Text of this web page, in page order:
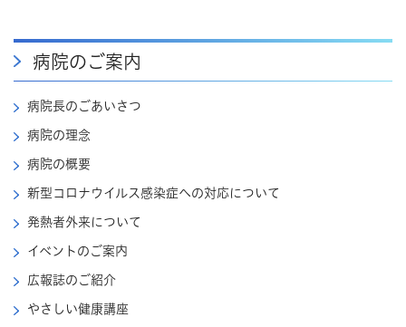
病院のご案内
病院長のごあいさつ
病院の理念
病院の概要
新型コロナウイルス感染症への対応について
発熱者外来について
イベントのご案内
広報誌のご紹介
やさしい健康講座